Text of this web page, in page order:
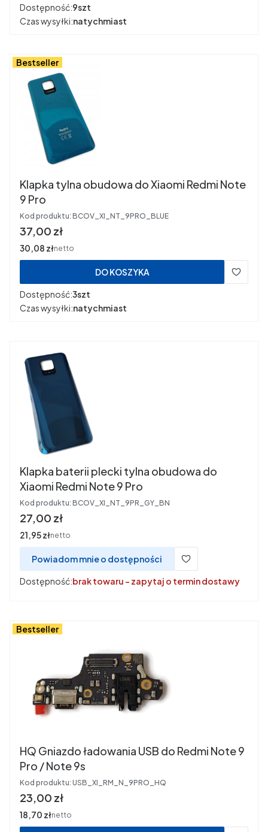
Dostępność:9szt
Czas wysyłki:natychmiast
Bestseller
Klapka tylna obudowa do Xiaomi Redmi Note
9 Pro
Kod produktu: BCOV_XI_NT_9PRO_BLUE
Cena
37,00 zł
Cena
30,08 złnetto
DO KOSZYKA
Dostępność:3szt
Czas wysyłki:natychmiast
Klapka baterii plecki tylna obudowa do
Xiaomi Redmi Note 9 Pro
Kod produktu: BCOV_XI_NT_9PR_GY_BN
Cena
27,00 zł
Cena
21,95 złnetto
Powiadom mnie o dostępności
Dostępność:brak towaru - zapytaj o termin dostawy
Bestseller
HQ Gniazdo ładowania USB do Redmi Note 9
Pro / Note 9s
Kod produktu: USB_XI_RM_N_9PRO_HQ
Cena
23,00 zł
Cena
18,70 złnetto